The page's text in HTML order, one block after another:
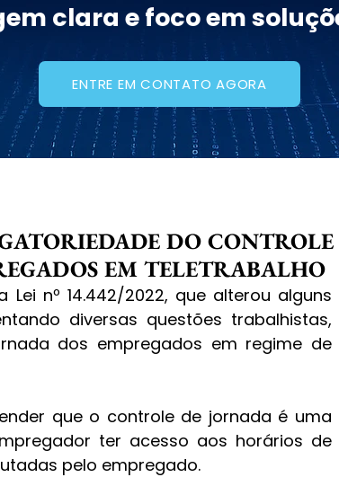
clara e foco em
ENTRE EM CONTATO AGORA
DO CONTROLE
EM TELETRABALHO
nº 14.442/2022, que alterou alguns
diversas questões trabalhistas,
dos empregados em regime de
que o controle de jornada é uma
ter acesso aos horários de
pelo empregado.